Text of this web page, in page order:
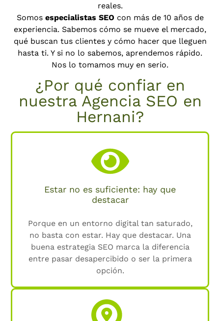
reales.
Somos especialistas SEO con más de 10 años de
experiencia. Sabemos cómo se mueve el mercado,
qué buscan tus clientes y cómo hacer que lleguen
hasta ti. Y si no lo sabemos, aprendemos rápido.
Nos lo tomamos muy en serio.
¿Por qué confiar en
nuestra Agencia SEO en
Hernani?
Estar no es suficiente: hay que
destacar
Porque en un entorno digital tan saturado,
no basta con estar. Hay que destacar. Una
buena estrategia SEO marca la diferencia
entre pasar desapercibido o ser la primera
opción.